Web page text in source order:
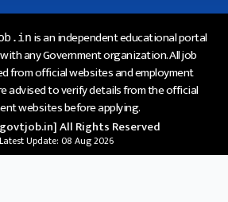
is an independent educational portal
any Government organization. All job
from official websites and employment
advised to verify details from the official
websites before applying.
All Rights Reserved
Update: 08 Aug 2026